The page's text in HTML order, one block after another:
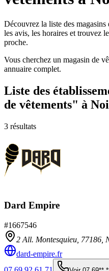
Découvrez la liste des
les avis, les horaires et trouvez
proche.
Vous cherchez un magasin de
annuaire complet.
Liste des
de vêtements" à
3 résultats
Dard Empire
#1667546
2 All. Montesquieu, 77186
dard-empire.fr